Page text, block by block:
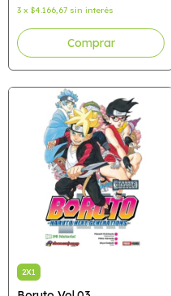
3 x $4.166,67 sin interés
2X1